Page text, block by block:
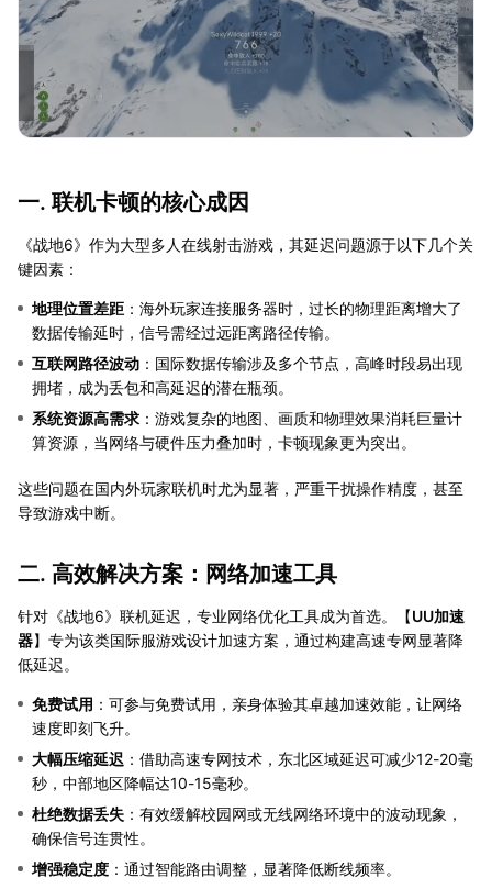
一. 联机卡顿的核心成因
《战地6》作为大型多人在线射击游戏，其延迟问题源于以下几个关
键因素：
地理位置差距 ：海外玩家连接服务器时，过长的物理距离增大了
数据传输延时，信号需经过远距离路径传输。
互联网路径波动 ：国际数据传输涉及多个节点，高峰时段易出现
拥堵，成为丢包和高延迟的潜在瓶颈。
系统资源高需求 ：游戏复杂的地图、画质和物理效果消耗巨量计
算资源，当网络与硬件压力叠加时，卡顿现象更为突出。
这些问题在国内外玩家联机时尤为显著，严重干扰操作精度，甚至
导致游戏中断。
二. 高效解决方案：网络加速工具
针对《战地6》联机延迟，专业网络优化工具成为首选。【UU加速
器】专为该类国际服游戏设计加速方案，通过构建高速专网显著降
低延迟。
免费试用 ：可参与免费试用，亲身体验其卓越加速效能，让网络
速度即刻飞升。
大幅压缩延迟 ：借助高速专网技术，东北区域延迟可减少12-20毫
秒，中部地区降幅达10-15毫秒。
杜绝数据丢失 ：有效缓解校园网或无线网络环境中的波动现象，
确保信号连贯性。
增强稳定度 ：通过智能路由调整，显著降低断线频率。